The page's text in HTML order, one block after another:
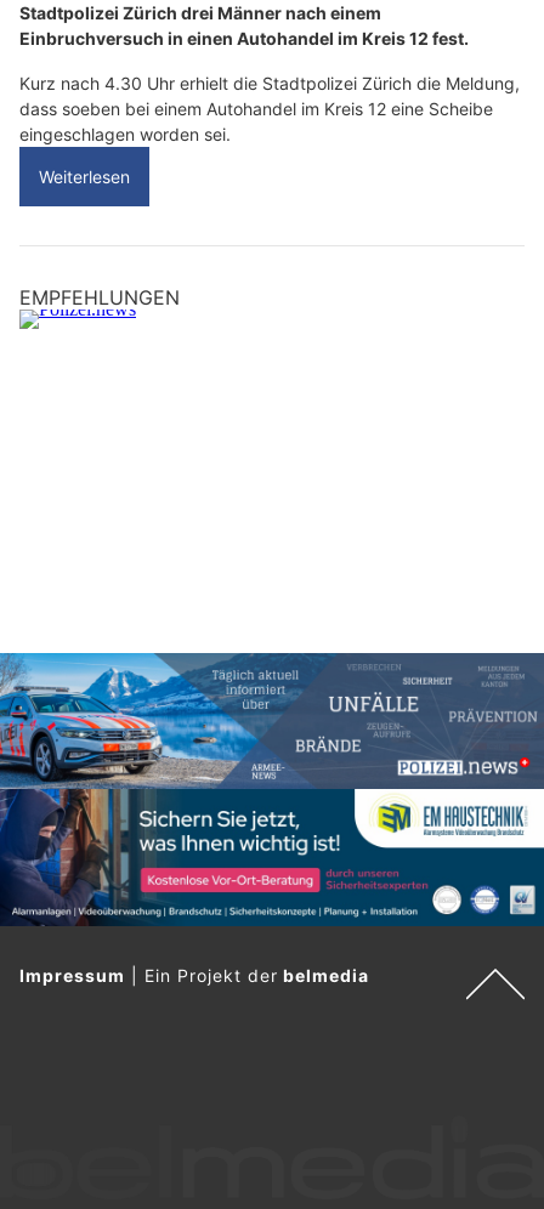
Stadtpolizei Zürich drei Männer nach einem
Einbruchversuch in einen Autohandel im Kreis 12 fest.
Kurz nach 4.30 Uhr erhielt die Stadtpolizei Zürich die Meldung,
dass soeben bei einem Autohandel im Kreis 12 eine Scheibe
eingeschlagen worden sei.
Weiterlesen
EMPFEHLUNGEN
Impressum Ein Projekt derbelmedia